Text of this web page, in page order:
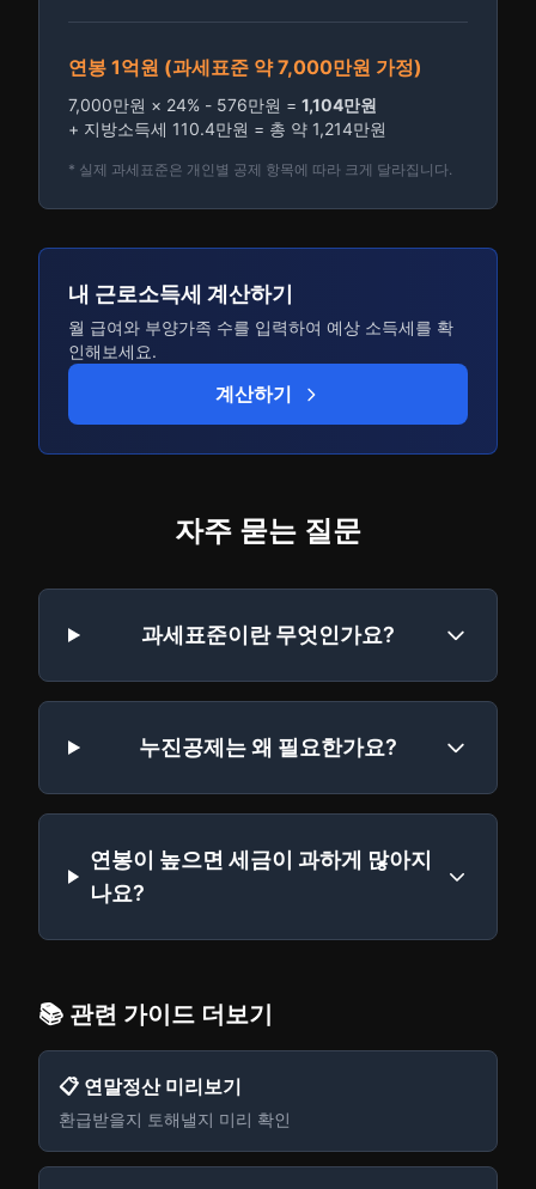
연봉 1억원 (과세표준 약 7,000만원 가정)
7,000만원 × 24% - 576만원 = 1,104만원
+ 지방소득세 110.4만원 = 총 약 1,214만원
* 실제 과세표준은 개인별 공제 항목에 따라 크게 달라집니다.
내 근로소득세 계산하기
월 급여와 부양가족 수를 입력하여 예상 소득세를 확
인해보세요.
계산하기
자주 묻는 질문
과세표준이란 무엇인가요?
누진공제는 왜 필요한가요?
연봉이 높으면 세금이 과하게 많아지
나요?
📚 관련 가이드 더보기
📋 연말정산 미리보기
환급받을지 토해낼지 미리 확인